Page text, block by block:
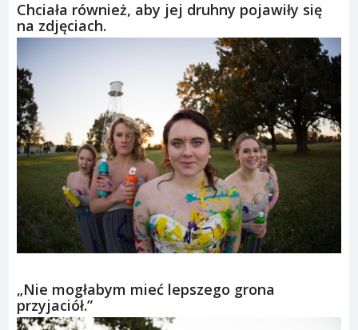
Chciała również, aby jej druhny pojawiły się
na zdjęciach.
„Nie mogłabym mieć lepszego grona
przyjaciół.”